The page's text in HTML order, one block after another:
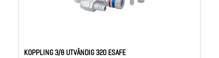
KOPPLING 3/8 UTVÄNDIG 320 ESAFE